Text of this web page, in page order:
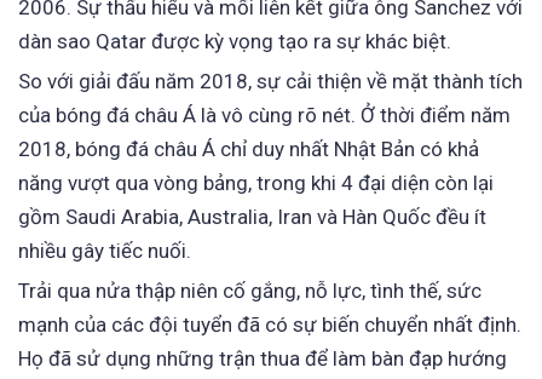
2006. Sự thấu hiểu và mối liên kết giữa ông Sanchez với
dàn sao Qatar được kỳ vọng tạo ra sự khác biệt.
So với giải đấu năm 2018, sự cải thiện về mặt thành tích
của bóng đá châu Á là vô cùng rõ nét. Ở thời điểm năm
2018, bóng đá châu Á chỉ duy nhất Nhật Bản có khả
năng vượt qua vòng bảng, trong khi 4 đại diện còn lại
gồm Saudi Arabia, Australia, Iran và Hàn Quốc đều ít
nhiều gây tiếc nuối.
Trải qua nửa thập niên cố gắng, nỗ lực, tình thế, sức
mạnh của các đội tuyển đã có sự biến chuyển nhất định.
Họ đã sử dụng những trận thua để làm bàn đạp hướng